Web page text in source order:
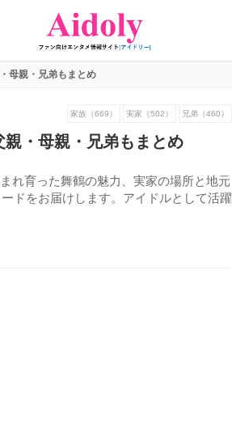
母親・兄弟もまとめ
家族（669） 実家（502） 兄弟（460）
・母親・兄弟もまとめ
れ育った舞鶴の魅力、実家の場所と地元
ドをお届けします。アイドルとして活躍